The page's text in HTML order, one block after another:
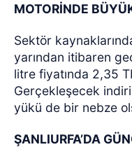
MOTORİNDE
Sektör
yarından itibaren
litre fiyatında 2,35
Gerçekleşecek
yükü de bir nebze
ŞANLIURFA’DA